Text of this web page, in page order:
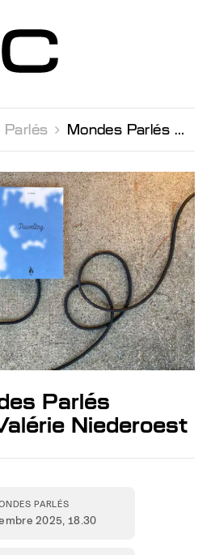
Genève
 Mondes Parlés Ed Wige & Valérie Niederoest
Parlés
Niederoest
PARLÉS
2025, 18.30